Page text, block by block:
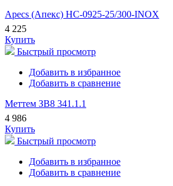
Apecs (Апекс) HC-0925-25/300-INOX
4 225
Купить
Быстрый просмотр
Добавить в избранное
Добавить в сравнение
Меттем ЗВ8 341.1.1
4 986
Купить
Быстрый просмотр
Добавить в избранное
Добавить в сравнение